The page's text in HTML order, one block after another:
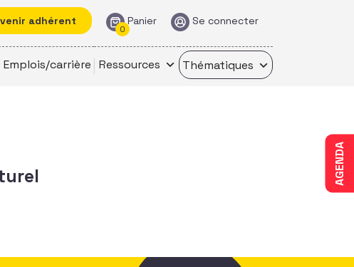
adhérent Panier
0
Se connecter
Emplois/carrière Ressources Thématiques
AGENDA